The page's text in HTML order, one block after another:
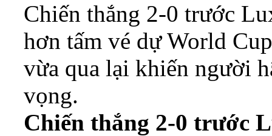
Chiến thắng 2-0 trước
hơn tấm vé dự World
vừa qua lại khiến người
vọng.
Chiến thắng 2-0 trước